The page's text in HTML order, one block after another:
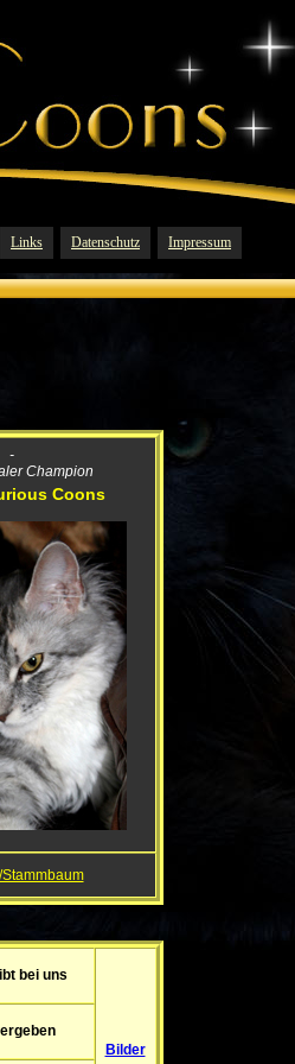
Links Datenschutz Impressum
-
Champion
Coons
bei uns
Bilder